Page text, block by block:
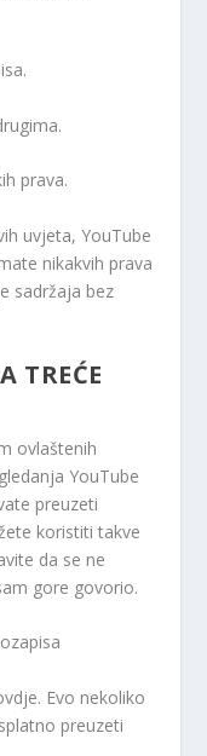
prava.
uvjeta, YouTube
nikakvih prava
sadržaja bez
TREĆE
ovlaštenih
YouTube
preuzeti
koristiti takve
da se ne
gore govorio.
Evo nekoliko
preuzeti